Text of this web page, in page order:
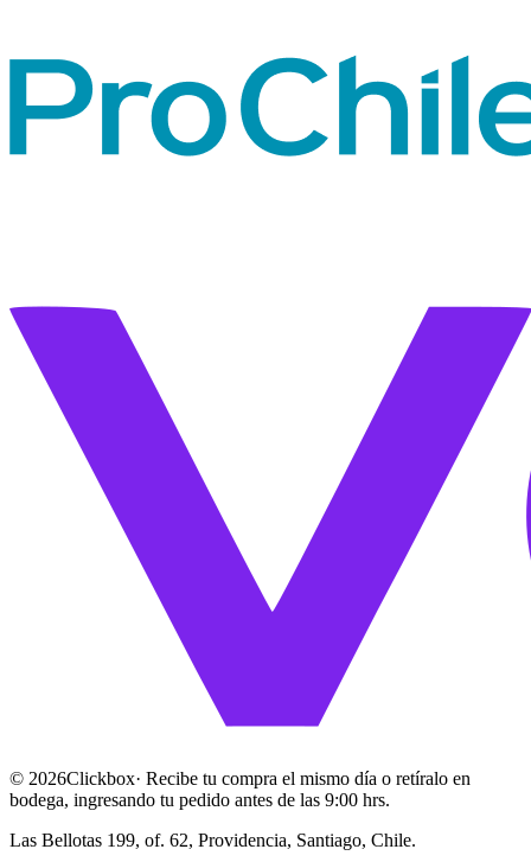
© 2026Clickbox· Recibe tu compra el mismo día o retíralo en
bodega, ingresando tu pedido antes de las 9:00 hrs.
Las Bellotas 199, of. 62, Providencia, Santiago, Chile.